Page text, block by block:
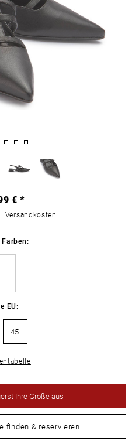
€ *
Versandkosten
Farben:
EU:
45
Ihre Größe aus
finden & reservieren